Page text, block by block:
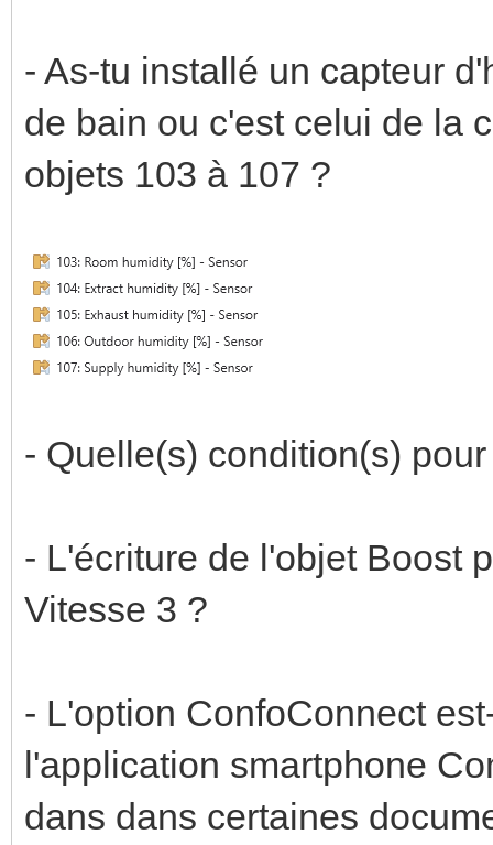
- As-tu installé un capteur
de bain ou c'est celui de la
objets 103 à 107 ?
- Quelle(s) condition(s)
- L'écriture de l'objet Boost
Vitesse 3 ?
- L'option ConfoConnect
l'application smartphone
dans dans certaines